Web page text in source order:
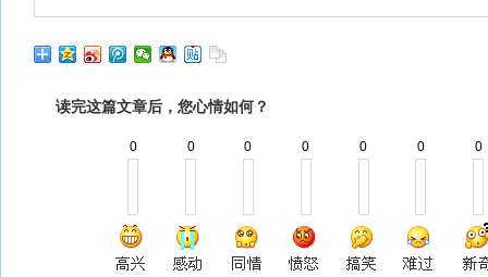
读完这篇文章后，您心情如何？
0 0 0 0 0 0 0